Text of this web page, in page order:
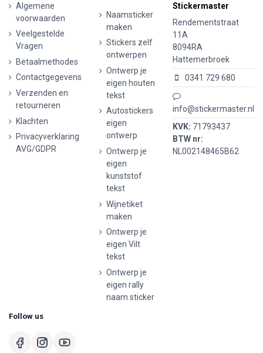
Algemene
voorwaarden
Veelgestelde
Vragen
Betaalmethodes
Contactgegevens
Verzenden en
retourneren
Klachten
Privacyverklaring
AVG/GDPR
Naamsticker
maken
Stickers zelf
ontwerpen
Ontwerp je
eigen houten
tekst
Autostickers
eigen
ontwerp
Ontwerp je
eigen
kunststof
tekst
Wijnetiket
maken
Ontwerp je
eigen Vilt
tekst
Ontwerp je
eigen rally
naam sticker
Stickermaster
Rendementstraat
11A
8094RA
Hattemerbroek
0341 729 680
info@stickermaster.nl
KVK: 71793437
BTW nr:
NL002148465B62
Follow us